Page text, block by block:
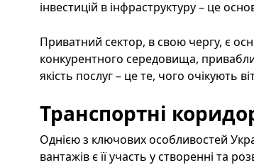
інвестицій в інфраструктуру – це
Приватний сектор, в свою чергу, є
конкурентного середовища,
якість послуг – це те, чого очікують
Транспортні
Однією з ключових особливостей
вантажів є її участь у створенні та